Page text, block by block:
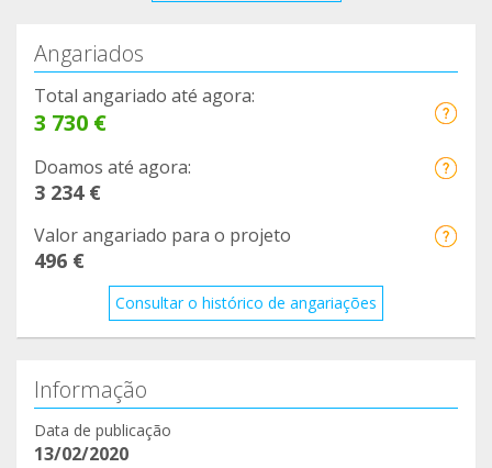
Angariados
Total angariado até agora:
3 730 €
Doamos até agora:
3 234 €
Valor angariado para o projeto
496 €
Consultar o histórico de angariações
Informação
Data de publicação
13/02/2020